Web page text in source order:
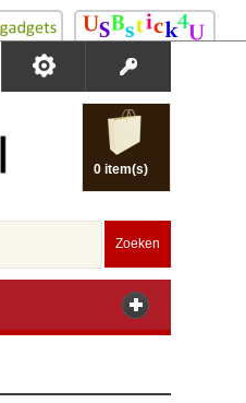
0 item(s)
Zoeken